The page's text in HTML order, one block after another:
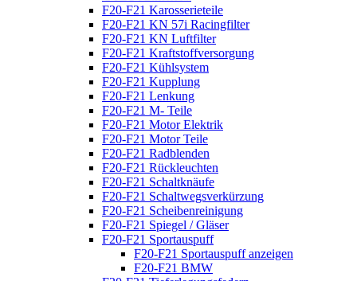
F20-F21 Karosserieteile
F20-F21 KN 57i Racingfilter
F20-F21 KN Luftfilter
F20-F21 Kraftstoffversorgung
F20-F21 Kühlsystem
F20-F21 Kupplung
F20-F21 Lenkung
F20-F21 M- Teile
F20-F21 Motor Elektrik
F20-F21 Motor Teile
F20-F21 Radblenden
F20-F21 Rückleuchten
F20-F21 Schaltknäufe
F20-F21 Schaltwegsverkürzung
F20-F21 Scheibenreinigung
F20-F21 Spiegel / Gläser
F20-F21 Sportauspuff
F20-F21 Sportauspuff anzeigen
F20-F21 BMW